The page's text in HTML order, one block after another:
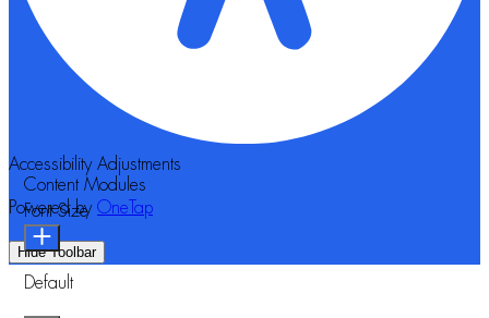
Accessibility Adjustments
Powered by OneTap
Hide Toolbar
Content Modules
Font Size
Default